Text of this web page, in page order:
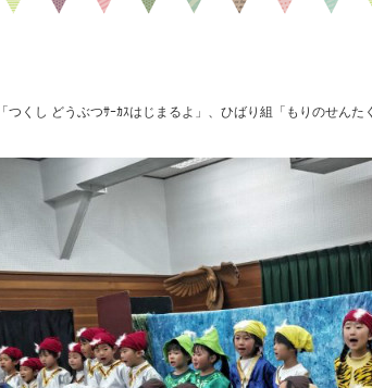
くし どうぶつｻｰｶｽはじまるよ」、ひばり組「もりのせん